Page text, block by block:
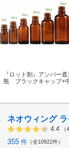
『ロット割』アンバー遮
瓶 ブラックキャップ+
ネオウィング ラ
4.4 （
355 件 全10922件